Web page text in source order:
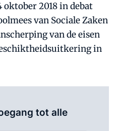
oktober 2018 in debat
van Sociale Zaken
van de eisen
in
tot alle